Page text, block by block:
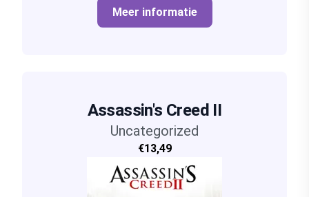
Meer informatie
Assassin's Creed II
Uncategorized
€13,49